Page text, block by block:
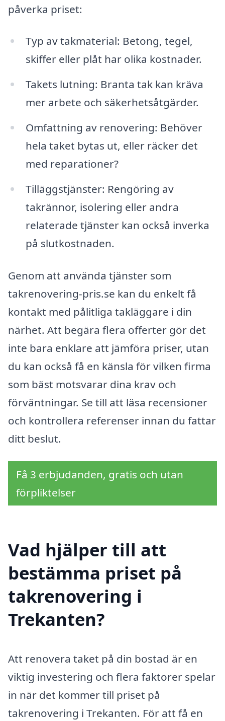
påverka priset:
Typ av takmaterial: Betong, tegel,
skiffer eller plåt har olika kostnader.
Takets lutning: Branta tak kan kräva
mer arbete och säkerhetsåtgärder.
Omfattning av renovering: Behöver
hela taket bytas ut, eller räcker det
med reparationer?
Tilläggstjänster: Rengöring av
takrännor, isolering eller andra
relaterade tjänster kan också inverka
på slutkostnaden.
Genom att använda tjänster som
takrenovering-pris.se kan du enkelt få
kontakt med pålitliga takläggare i din
närhet. Att begära flera offerter gör det
inte bara enklare att jämföra priser, utan
du kan också få en känsla för vilken firma
som bäst motsvarar dina krav och
förväntningar. Se till att läsa recensioner
och kontrollera referenser innan du fattar
ditt beslut.
Få 3 erbjudanden, gratis och utan
förpliktelser
Vad hjälper till att
bestämma priset på
takrenovering i
Trekanten?
Att renovera taket på din bostad är en
viktig investering och flera faktorer spelar
in när det kommer till priset på
takrenovering i Trekanten. För att få en